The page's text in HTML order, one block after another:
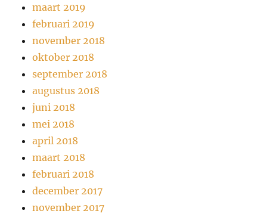
maart 2019
februari 2019
november 2018
oktober 2018
september 2018
augustus 2018
juni 2018
mei 2018
april 2018
maart 2018
februari 2018
december 2017
november 2017